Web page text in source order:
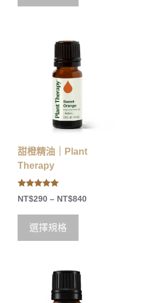
甜橙精油｜Plant
Therapy
5.00
out of 5
NT$290 – NT$840
選擇規格